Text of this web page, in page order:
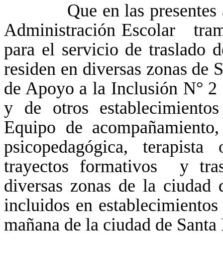
Que en las presentes
Administración Escolar
para el servicio de traslado
residen en diversas zonas de
de Apoyo a la Inclusión N° 2
y de otros
Equipo de
psicopedagógica,
trayectos formativos y
diversas zonas de la ciudad
incluidos en
mañana de la ciudad de Santa